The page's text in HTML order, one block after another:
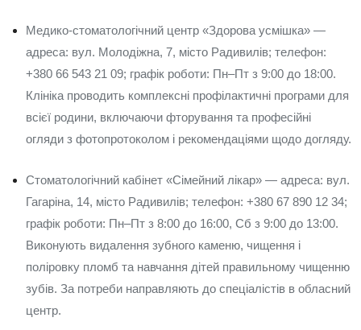
Медико-стоматологічний центр «Здорова усмішка» —
адреса: вул. Молодіжна, 7, місто Радивилів; телефон:
+380 66 543 21 09; графік роботи: Пн–Пт з 9:00 до 18:00.
Клініка проводить комплексні профілактичні програми для
всієї родини, включаючи фторування та професійні
огляди з фотопротоколом і рекомендаціями щодо догляду.
Стоматологічний кабінет «Сімейний лікар» — адреса: вул.
Гагаріна, 14, місто Радивилів; телефон: +380 67 890 12 34;
графік роботи: Пн–Пт з 8:00 до 16:00, Сб з 9:00 до 13:00.
Виконують видалення зубного каменю, чищення і
поліровку пломб та навчання дітей правильному чищенню
зубів. За потреби направляють до спеціалістів в обласний
центр.